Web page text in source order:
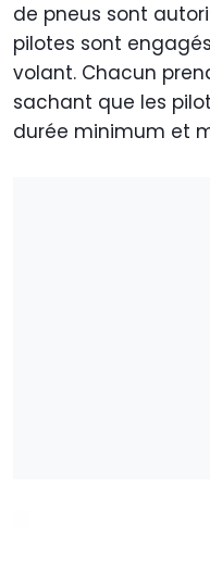
de pneus sont
pilotes sont
volant. Chacun
sachant que les
durée minimum et